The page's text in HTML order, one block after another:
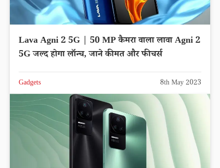
Lava Agni 2 5G | 50 MP कैमरा वाला लावा Agni 2
5G जल्द होगा लॉन्च, जाने कीमत और फीचर्स
Gadgets 8th May 2023